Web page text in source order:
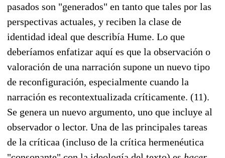
pasados son "generados" en tanto que tales por las
perspectivas actuales, y reciben la clase de
identidad ideal que describía Hume. Lo que
deberíamos enfatizar aquí es que la observación o
valoración de una narración supone un nuevo tipo
de reconfiguración, especialmente cuando la
narración es recontextualizada críticamente. (11).
Se genera un nuevo argumento, uno que incluye al
observador o lector. Una de las principales tareas
de la críticaa (incluso de la crítica hermenéutica